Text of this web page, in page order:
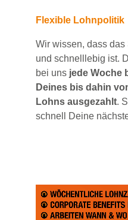
Flexible Lohnpolitik
Wir wissen, dass
und schnelllebig ist.
bei uns jede Woche
Deines bis dahin
Lohns ausgezahlt.
schnell Deine